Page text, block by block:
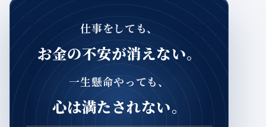
仕事をしても、
お金の不安が消えない。
一生懸命やっても、
心は満たされない。